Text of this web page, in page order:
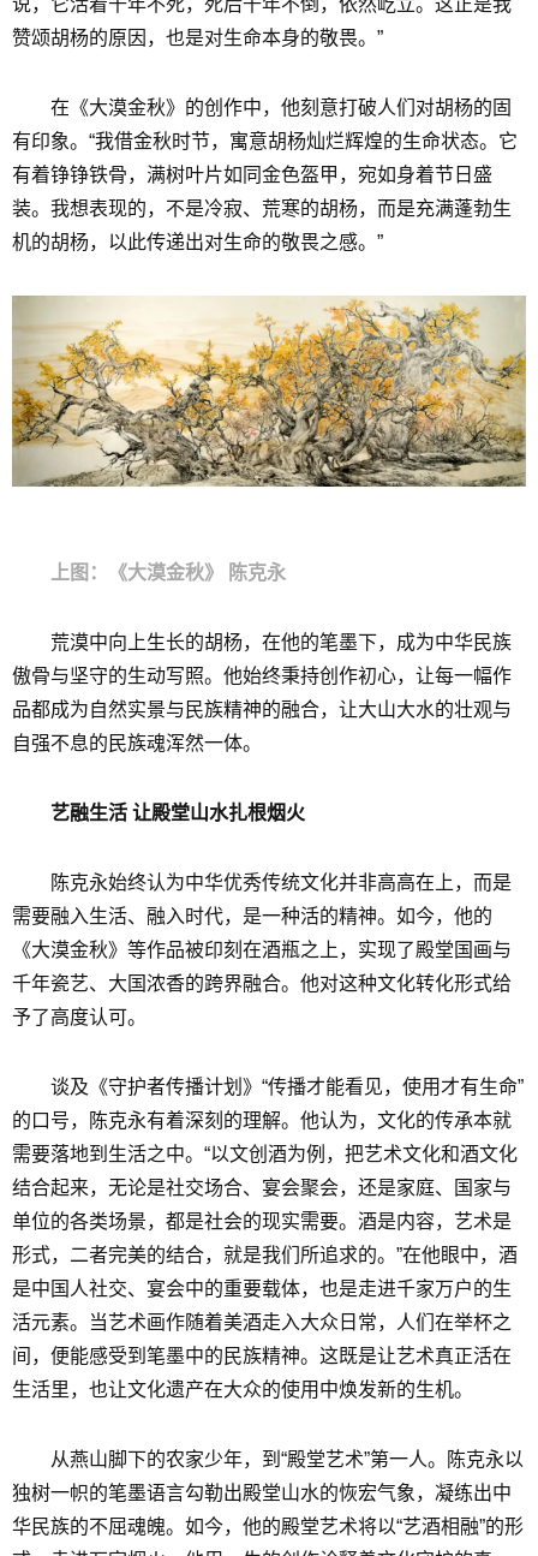
赞颂胡杨的原因，也是对生命本身的敬畏。”
在《大漠金秋》的创作中，他刻意打破人们对胡杨的固
有印象。“我借金秋时节，寓意胡杨灿烂辉煌的生命状态。它
有着铮铮铁骨，满树叶片如同金色盔甲，宛如身着节日盛
装。我想表现的，不是冷寂、荒寒的胡杨，而是充满蓬勃生
机的胡杨，以此传递出对生命的敬畏之感。”
上图：《大漠金秋》 陈克永
荒漠中向上生长的胡杨，在他的笔墨下，成为中华民族
傲骨与坚守的生动写照。他始终秉持创作初心，让每一幅作
品都成为自然实景与民族精神的融合，让大山大水的壮观与
自强不息的民族魂浑然一体。
艺融生活 让殿堂山水扎根烟火
陈克永始终认为中华优秀传统文化并非高高在上，而是
需要融入生活、融入时代，是一种活的精神。如今，他的
《大漠金秋》等作品被印刻在酒瓶之上，实现了殿堂国画与
千年瓷艺、大国浓香的跨界融合。他对这种文化转化形式给
予了高度认可。
谈及《守护者传播计划》“传播才能看见，使用才有生命”
的口号，陈克永有着深刻的理解。他认为，文化的传承本就
需要落地到生活之中。“以文创酒为例，把艺术文化和酒文化
结合起来，无论是社交场合、宴会聚会，还是家庭、国家与
单位的各类场景，都是社会的现实需要。酒是内容，艺术是
形式，二者完美的结合，就是我们所追求的。”在他眼中，酒
是中国人社交、宴会中的重要载体，也是走进千家万户的生
活元素。当艺术画作随着美酒走入大众日常，人们在举杯之
间，便能感受到笔墨中的民族精神。这既是让艺术真正活在
生活里，也让文化遗产在大众的使用中焕发新的生机。
从燕山脚下的农家少年，到“殿堂艺术”第一人。陈克永以
独树一帜的笔墨语言勾勒出殿堂山水的恢宏气象，凝练出中
华民族的不屈魂魄。如今，他的殿堂艺术将以“艺酒相融”的形